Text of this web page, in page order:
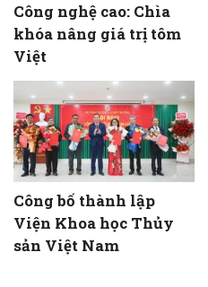
Công nghệ cao: Chìa
khóa nâng giá trị tôm
Việt
Công bố thành lập
Viện Khoa học Thủy
sản Việt Nam